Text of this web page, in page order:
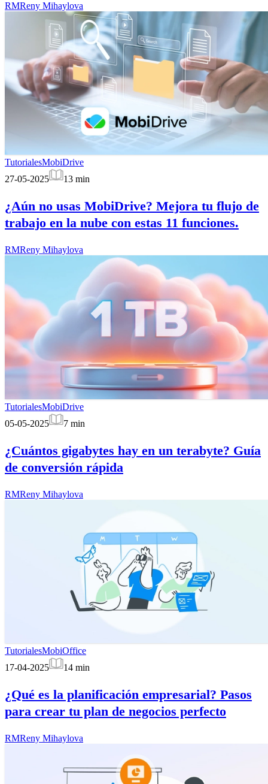
RMReny Mihaylova
TutorialesMobiDrive
27-05-2025
13 min
¿Aún no usas MobiDrive? Mejora tu flujo de
trabajo en la nube con estas 11 funciones.
RMReny Mihaylova
TutorialesMobiDrive
05-05-2025
7 min
¿Cuántos gigabytes hay en un terabyte? Guía
de conversión rápida
RMReny Mihaylova
TutorialesMobiOffice
17-04-2025
14 min
¿Qué es la planificación empresarial? Pasos
para crear tu plan de negocios perfecto
RMReny Mihaylova